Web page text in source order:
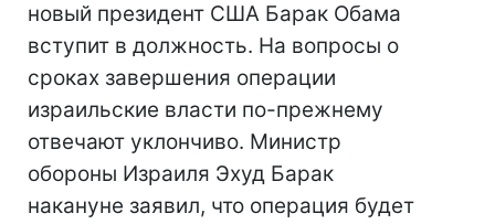
новый президент США Барак Обама
вступит в должность. На вопросы о
сроках завершения операции
израильские власти по-прежнему
отвечают уклончиво. Министр
обороны Израиля Эхуд Барак
накануне заявил, что операция будет